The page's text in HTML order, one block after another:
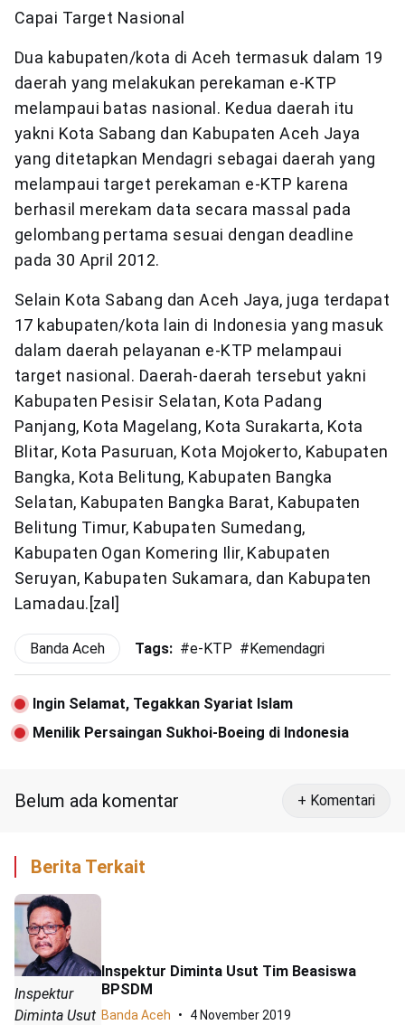
Capai Target Nasional
Dua kabupaten/kota di Aceh termasuk dalam 19
daerah yang melakukan perekaman e-KTP
melampaui batas nasional. Kedua daerah itu
yakni Kota Sabang dan Kabupaten Aceh Jaya
yang ditetapkan Mendagri sebagai daerah yang
melampaui target perekaman e-KTP karena
berhasil merekam data secara massal pada
gelombang pertama sesuai dengan deadline
pada 30 April 2012.
Selain Kota Sabang dan Aceh Jaya, juga terdapat
17 kabupaten/kota lain di Indonesia yang masuk
dalam daerah pelayanan e-KTP melampaui
target nasional. Daerah-daerah tersebut yakni
Kabupaten Pesisir Selatan, Kota Padang
Panjang, Kota Magelang, Kota Surakarta, Kota
Blitar, Kota Pasuruan, Kota Mojokerto, Kabupaten
Bangka, Kota Belitung, Kabupaten Bangka
Selatan, Kabupaten Bangka Barat, Kabupaten
Belitung Timur, Kabupaten Sumedang,
Kabupaten Ogan Komering Ilir, Kabupaten
Seruyan, Kabupaten Sukamara, dan Kabupaten
Lamadau.[zal]
Banda Aceh Tags: #e-KTP # Kemendagri
Ingin Selamat, Tegakkan Syariat Islam
Menilik Persaingan Sukhoi-Boeing di Indonesia
Belum ada komentar + Komentari
Berita Terkait
Inspektur
Diminta Usut
Inspektur Diminta Usut Tim Beasiswa
BPSDM
Banda Aceh 4 November 2019